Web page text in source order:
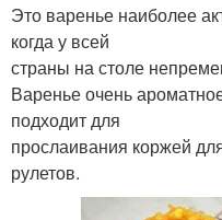
Это варенье наиболее
когда у всей
страны на столе
Варенье очень
подходит для
прослаивания коржей
рулетов.